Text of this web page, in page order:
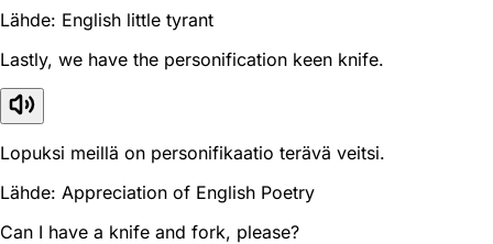
Lähde: English little tyrant
Lastly, we have the personification keen knife.
Lopuksi meillä on personifikaatio terävä veitsi.
Lähde: Appreciation of English Poetry
Can I have a knife and fork, please?